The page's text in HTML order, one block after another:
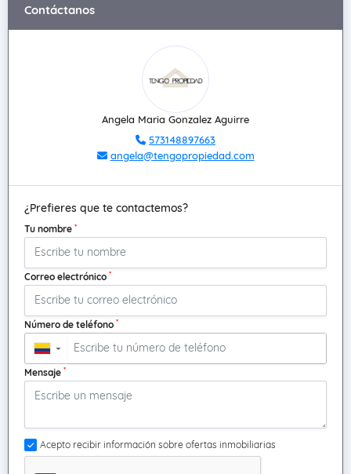
Contáctanos
Angela Maria Gonzalez Aguirre
573148897663
angela@tengopropiedad.com
¿Prefieres que te contactemos?
Tu nombre *
Correo electrónico *
Número de teléfono *
▼
Mensaje *
Acepto recibir información sobre ofertas inmobiliarias